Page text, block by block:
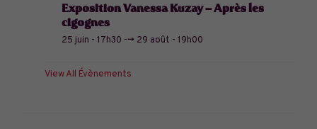
Exposition Vanessa Kuzay – Après les
cigognes
25 juin - 17h30 --> 29 août - 19h00
View All Évènements